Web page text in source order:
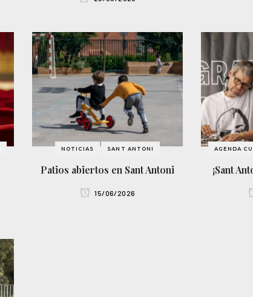
NOTICIAS SANT ANTONI
Patios abiertos en Sant Antoni
15/06/2026
AGENDA
¡Sant